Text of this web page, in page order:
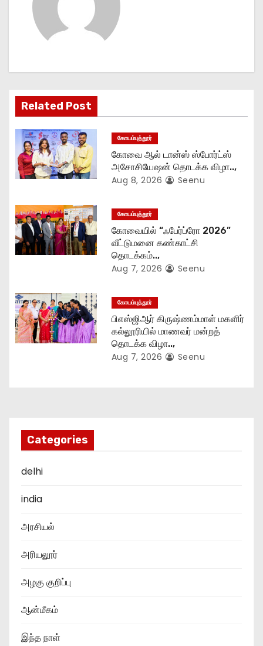
a
t
i
o
n
Related Post
கோயம்புத்தூர்
கோவை ஆல் டான்ஸ் ஸ்போர்ட்ஸ்
அசோசியேஷன் தொடக்க விழா..,
Aug 8, 2026 Seenu
கோயம்புத்தூர்
கோவையில் “ஃபேர்ப்ரோ 2026”
வீட்டுமனை கண்காட்சி
தொடக்கம்..,
Aug 7, 2026 Seenu
கோயம்புத்தூர்
பிஎஸ்ஜிஆர் கிருஷ்ணம்மாள் மகளிர்
கல்லூரியில் மாணவர் மன்றத்
தொடக்க விழா..,
Aug 7, 2026 Seenu
Categories
delhi
india
அரசியல்
அரியலூர்
அழகு குறிப்பு
ஆன்மீகம்
இந்த நாள்